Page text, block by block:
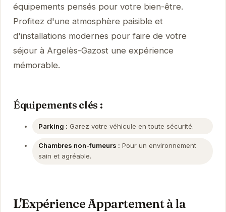
équipements pensés pour votre bien-être.
Profitez d'une atmosphère paisible et
d'installations modernes pour faire de votre
séjour à Argelès-Gazost une expérience
mémorable.
Équipements clés :
Parking : Garez votre véhicule en toute sécurité.
Chambres non-fumeurs : Pour un environnement
sain et agréable.
L'Expérience Appartement à la